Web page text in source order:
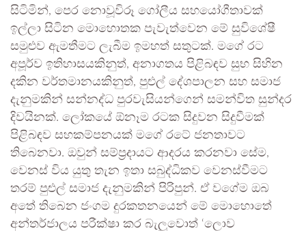
සිටිමින්, පෙර නොවූවිරූ ගෝලීය සහයෝගීතාවක්
ඉල්ලා සිටින මොහොතක පැවැත්වෙන මේ සුවිශේෂී
සමුළුව ඇමතීමට ලැබීම ඉමහත් සතුටක්. මගේ රට
අපූර්ව ඉතිහාසයකිනුත්, අනාගතය පිළිබඳව සුභ සිහින
දකින වර්තමානයකිනුත්, පුළුල් දේශපාලන සහ සමාජ
දැනුමකින් සන්නද්ධ පුරවැසියන්ගෙන් සමන්විත සුන්දර
දිවයිනක්. ලෝකයේ ඕනෑම රටක සිදුවන සිදුවීමක්
පිළිබඳව සහකම්පනයක් මගේ රටේ ජනතාවට
තිබෙනවා. ඔවුන් සම්ප්‍රදායට ආදරය කරනවා සේම,
වෙනස් විය යුතු තැන ඉතා සබුද්ධිකව වෙනස්වීමට
තරම් පුළුල් සමාජ දැනුමකින් පිරිපුන්. ඒ වගේම ඔබ
අතේ තිබෙන ජංගම දුරකතනයෙන් මේ මොහොතේ
අන්තර්ජාලය පරීක්ෂා කර බැලුවොත් ‘ලොව